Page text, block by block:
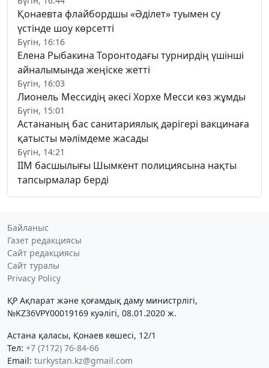
Қонаевта флайбордшы «Әділет» туымен су
үстінде шоу көрсетті
Бүгін, 16:16
Елена Рыбакина Торонтодағы турнирдің үшінші
айналымында жеңіске жетті
Бүгін, 16:03
Лионель Мессидің әкесі Хорхе Месси көз жұмды
Бүгін, 15:01
Астананың бас санитариялық дәрігері вакцинаға
қатысты мәлімдеме жасады
Бүгін, 14:21
ІІМ басшылығы Шымкент полициясына нақты
тапсырмалар берді
Байланыс
Газет редакциясы
Сайт редакциясы
Сайт туралы
Privacy Policy
ҚР Ақпарат және қоғамдық даму министрлігі,
№KZ36VPY00019169 куәлігі, 08.01.2020 ж.
Астана қаласы, Қонаев көшесі, 12/1
Тел: +7 (7172) 76-84-66
Email: turkystan.kz@gmail.com